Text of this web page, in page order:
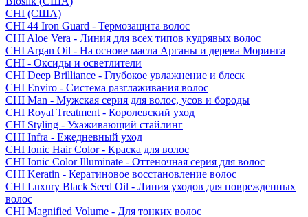
CHI (США)
CHI 44 Iron Guard - Термозащита волос
CHI Aloe Vera - Линия для всех типов кудрявых волос
CHI Argan Oil - На основе масла Арганы и дерева Моринга
CHI - Оксиды и осветлители
CHI Deep Brilliance - Глубокое увлажнение и блеск
CHI Enviro - Система разглаживания волос
CHI Man - Мужская серия для волос, усов и бороды
CHI Royal Treatment - Королевский уход
CHI Styling - Ухаживающий стайлинг
CHI Infra - Ежедневный уход
CHI Ionic Hair Color - Краска для волос
CHI Ionic Color Illuminate - Оттеночная серия для волос
CHI Keratin - Кератиновое восстановление волос
CHI Luxury Black Seed Oil - Линия уходов для поврежденных
волос
CHI Magnified Volume - Для тонких волос